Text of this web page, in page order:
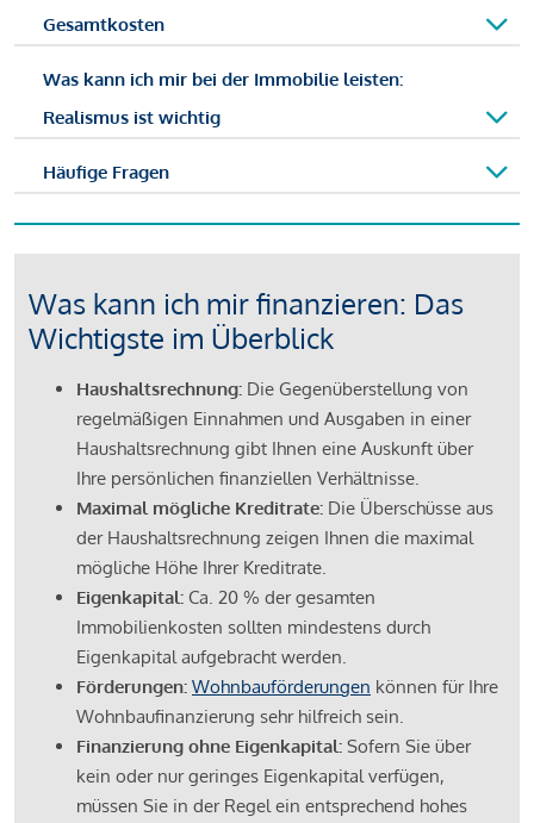
Gesamtkosten
Was kann ich mir bei der Immobilie leisten:
Realismus ist wichtig
Häufige Fragen
Was kann ich mir finanzieren: Das
Wichtigste im Überblick
Haushaltsrechnung: Die Gegenüberstellung von
regelmäßigen Einnahmen und Ausgaben in einer
Haushaltsrechnung gibt Ihnen eine Auskunft über
Ihre persönlichen finanziellen Verhältnisse.
Maximal mögliche Kreditrate: Die Überschüsse aus
der Haushaltsrechnung zeigen Ihnen die maximal
mögliche Höhe Ihrer Kreditrate.
Eigenkapital: Ca. 20 % der gesamten
Immobilienkosten sollten mindestens durch
Eigenkapital aufgebracht werden.
Förderungen: Wohnbauförderungen können für Ihre
Wohnbaufinanzierung sehr hilfreich sein.
Finanzierung ohne Eigenkapital: Sofern Sie über
kein oder nur geringes Eigenkapital verfügen,
müssen Sie in der Regel ein entsprechend hohes